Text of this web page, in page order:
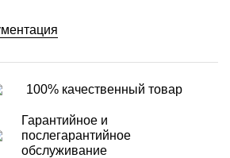
100% качественный товар
Гарантийное и
послегарантийное
обслуживание